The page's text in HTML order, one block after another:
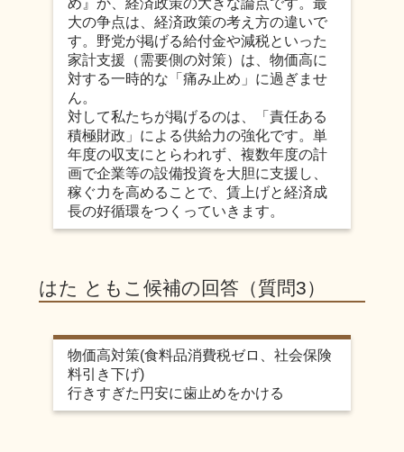
め』か、経済政策の大きな論点です。最
大の争点は、経済政策の考え方の違いで
す。野党が掲げる給付金や減税といった
家計支援（需要側の対策）は、物価高に
対する一時的な「痛み止め」に過ぎませ
ん。
対して私たちが掲げるのは、「責任ある
積極財政」による供給力の強化です。単
年度の収支にとらわれず、複数年度の計
画で企業等の設備投資を大胆に支援し、
稼ぐ力を高めることで、賃上げと経済成
長の好循環をつくっていきます。
はた ともこ候補の回答（質問3）
物価高対策(食料品消費税ゼロ、社会保険
料引き下げ)
行きすぎた円安に歯止めをかける